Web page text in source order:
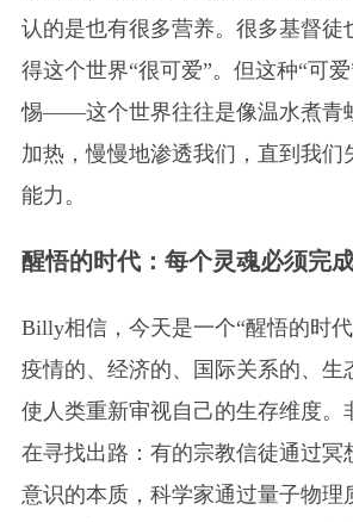
认的是也有很多营养。很多基督徒
得这个世界“很可爱”。但这种“可
惕——这个世界往往是像温水煮青
加热，慢慢地渗透我们，直到我们
能力。
醒悟的时代：每个灵魂必须完
Billy相信，今天是一个“醒悟的时
疫情的、经济的、国际关系的、
使人类重新审视自己的生存维度。
在寻找出路：有的宗教信徒通过冥
意识的本质，科学家通过量子物理